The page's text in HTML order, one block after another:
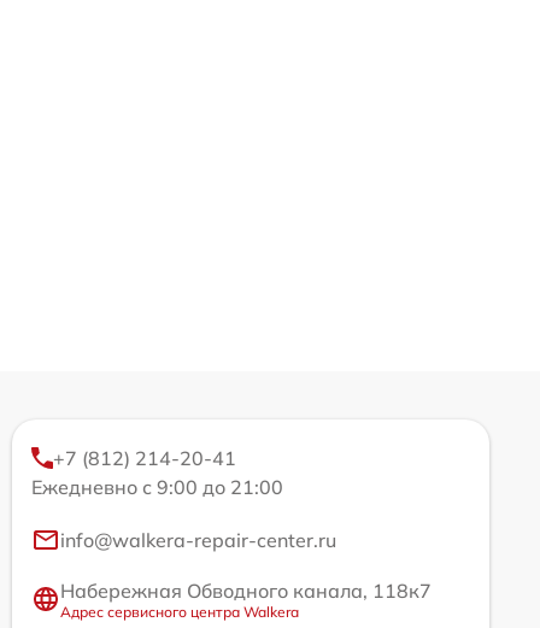
+7 (812) 214-20-41
Ежедневно с 9:00 до 21:00
info@walkera-repair-center.ru
Набережная Обводного канала, 118к7
Адрес сервисного центра Walkera